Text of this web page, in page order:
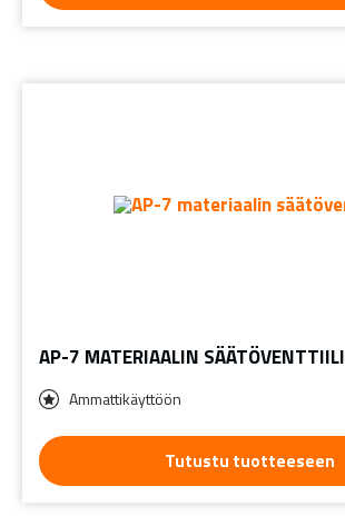
AP-7 MATERIAALIN SÄÄTÖVENTTIILI
Ammattikäyttöön
Tutustu tuotteeseen